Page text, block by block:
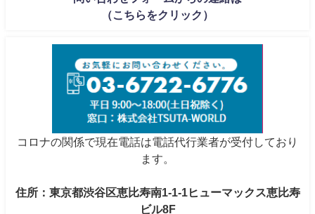
（こちらをクリック）
コロナの関係で現在電話は電話代行業者が受付しており
ます。
住所：東京都渋谷区恵比寿南1-1-1ヒューマックス恵比寿
ビル8F